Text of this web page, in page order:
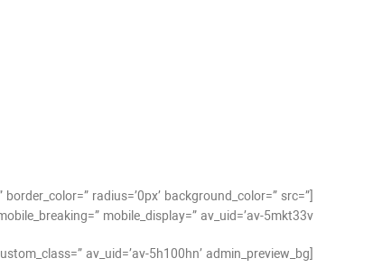
radius=’0px’ background_color=” src=”
mobile_display=” av_uid=’av-5mkt33v’]
[av_textblock size=’15’ av-medium-font-size=” av-small-font-size=” av-mini-font-size=” font_color=” color=” id=” custom_class=” av_uid=’av-5h100hn’ admin_preview_bg=”]